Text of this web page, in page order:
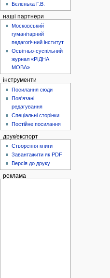
Бєлєнька Г.В.
наші партнери
Московський
гуманітарний
педагогічний інститут
Освітньо-суспільний
журнал «РІДНА
МОВА»
інструменти
Посилання сюди
Пов'язані
редагування
Спеціальні сторінки
Постійне посилання
друк/експорт
Створення книги
Завантажити як PDF
Версія до друку
реклама